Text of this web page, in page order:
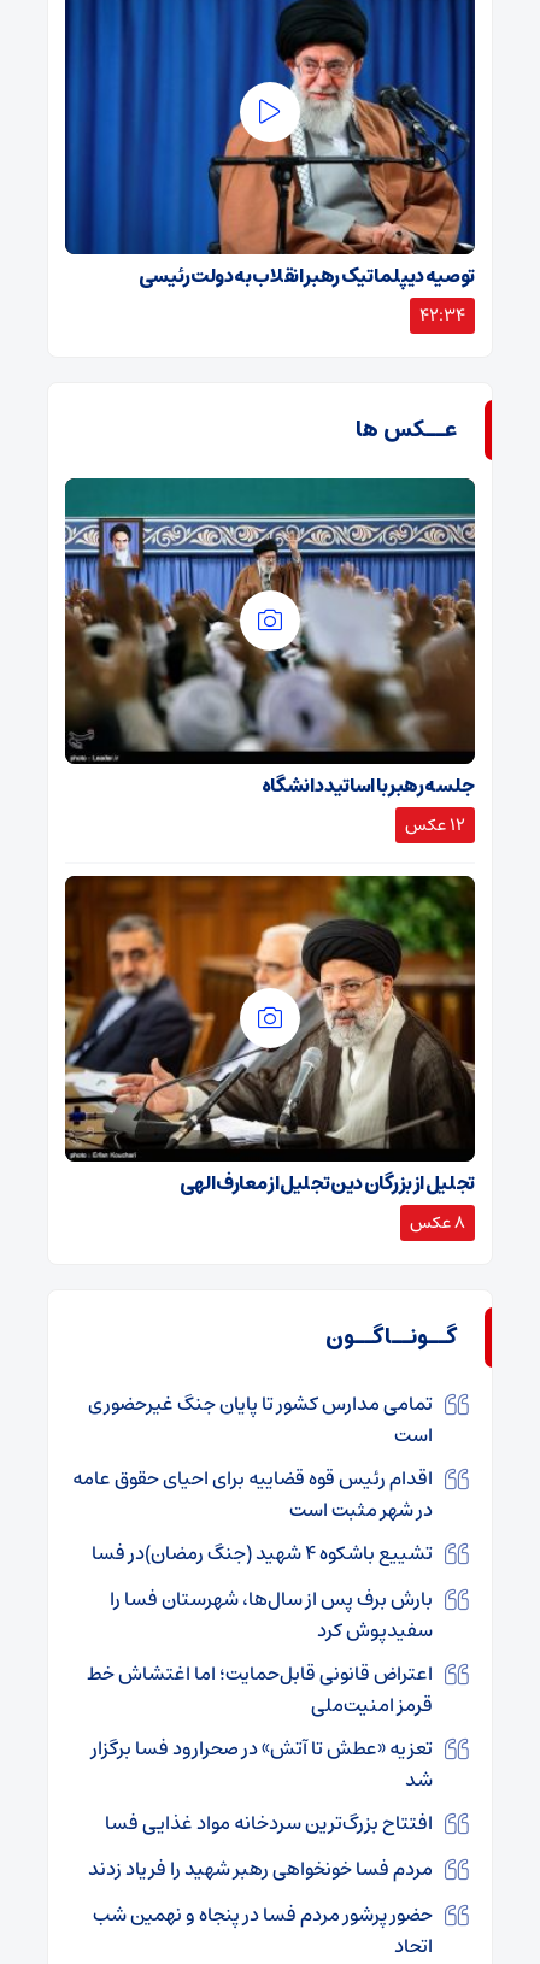
توصیه دیپلماتیک رهبر انقلاب به دولت رئیسی
42:34
عــکس ها
جلسه رهبر با اساتید دانشگاه
12 عکس
تجلیل از بزرگان دین تجلیل از معارف الهی
8 عکس
گــونــاگــون
تمامی مدارس کشور تا پایان جنگ غیرحضوری
است
اقدام رئیس قوه قضاییه برای احیای حقوق عامه
در شهر مثبت است
تشییع باشکوه ۴ شهید (جنگ رمضان)در فسا
بارش برف پس از سال‌ها، شهرستان فسا را
سفیدپوش کرد
اعتراض قانونی قابل‌حمایت؛ اما اغتشاش خط
قرمز امنیت‌ملی
تعزیه «عطش تا آتش» در صحرارود فسا برگزار
شد
افتتاح بزرگ‌ترین سردخانه مواد غذایی فسا
مردم فسا خونخواهی رهبر شهید را فریاد زدند
حضور پرشور مردم فسا در پنجاه و نهمین شب
اتحاد